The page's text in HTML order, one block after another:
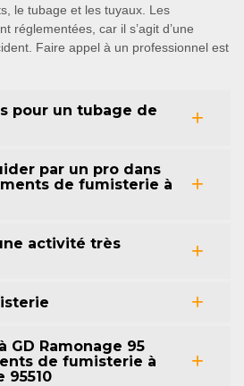
le tubage et les tuyaux. Les
réglementées, car il s’agit d’une
Faire appel à un professionnel est
pour un tubage de
par un pro dans
de fumisterie à
activité très
GD Ramonage 95
de fumisterie à
95510